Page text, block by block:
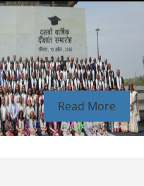
Read More